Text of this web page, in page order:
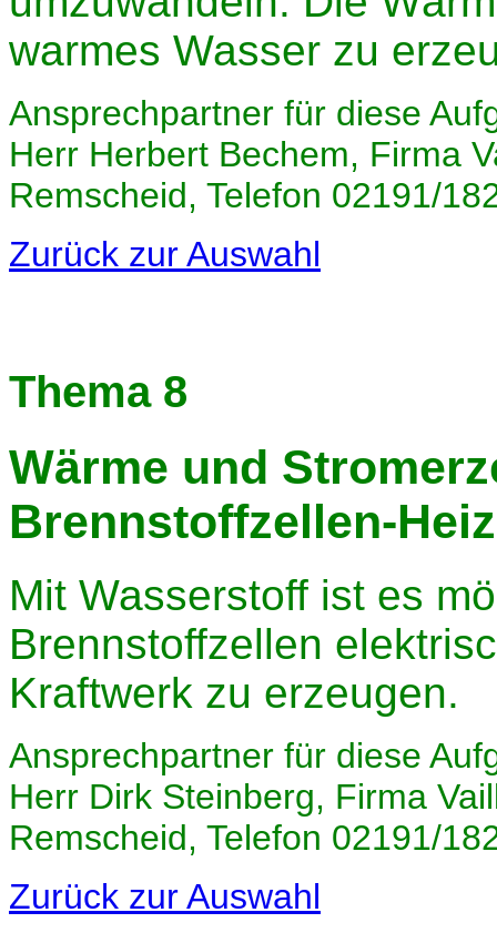
warmes Wasser zu
Ansprechpartner für diese
Herr Herbert Bechem, Firma
Remscheid, Telefon 02191/
Zurück zur Auswahl
Thema 8
Wärme und
Brennstoffzellen-
Mit Wasserstoff ist es
Brennstoffzellen
Kraftwerk zu erzeugen.
Ansprechpartner für diese
Herr Dirk Steinberg, Firma
Remscheid, Telefon 02191/
Zurück zur Auswahl